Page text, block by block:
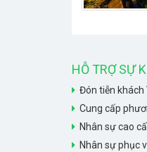
HỖ TRỢ SỰ
Đón tiễn khách
Cung cấp
Nhân sự cao
Nhân sự phục